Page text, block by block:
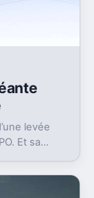
levée
Et sa